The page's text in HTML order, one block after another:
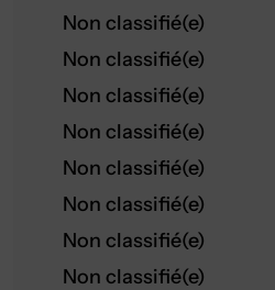
Non classifié(e)
Non classifié(e)
Non classifié(e)
Non classifié(e)
Non classifié(e)
Non classifié(e)
Non classifié(e)
Non classifié(e)